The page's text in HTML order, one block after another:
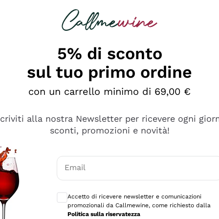
è male ma secondo me ci sono alternative che
5% di sconto
sul tuo primo ordine
con un carrello minimo di 69,00 €
alla nostra Newsletter per ricevere ogni
sconti, promozioni e novità!
Email
Accetto di ricevere newsletter e comunicazioni
promozionali da Callmewine, come richiesto dalla
Politica sulla riservatezza